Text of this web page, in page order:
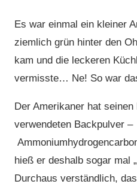
Es war einmal ein kleiner
ziemlich grün hinter den
kam und die leckeren
vermisste… Ne! So war
Der Amerikaner hat
verwendeten Backpulver –
hieß er deshalb sogar mal
Durchaus verständlich,